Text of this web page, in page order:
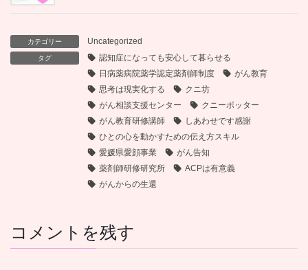
カテゴリー Uncategorized
タグ
認知症になっても安心して暮らせる
日病薬病院薬学認定薬剤師制度
がん教育
思考は現実化する
クニ坊
がん相談支援センター
クニーポッター
がん教育研修講師
しあわせです感謝
ひとの心を動かすための伝え方スキル
愛媛県愛顔事業
がん告知
薬剤師研修研究所
ACPは有意義
がんからの生還
コメントを残す